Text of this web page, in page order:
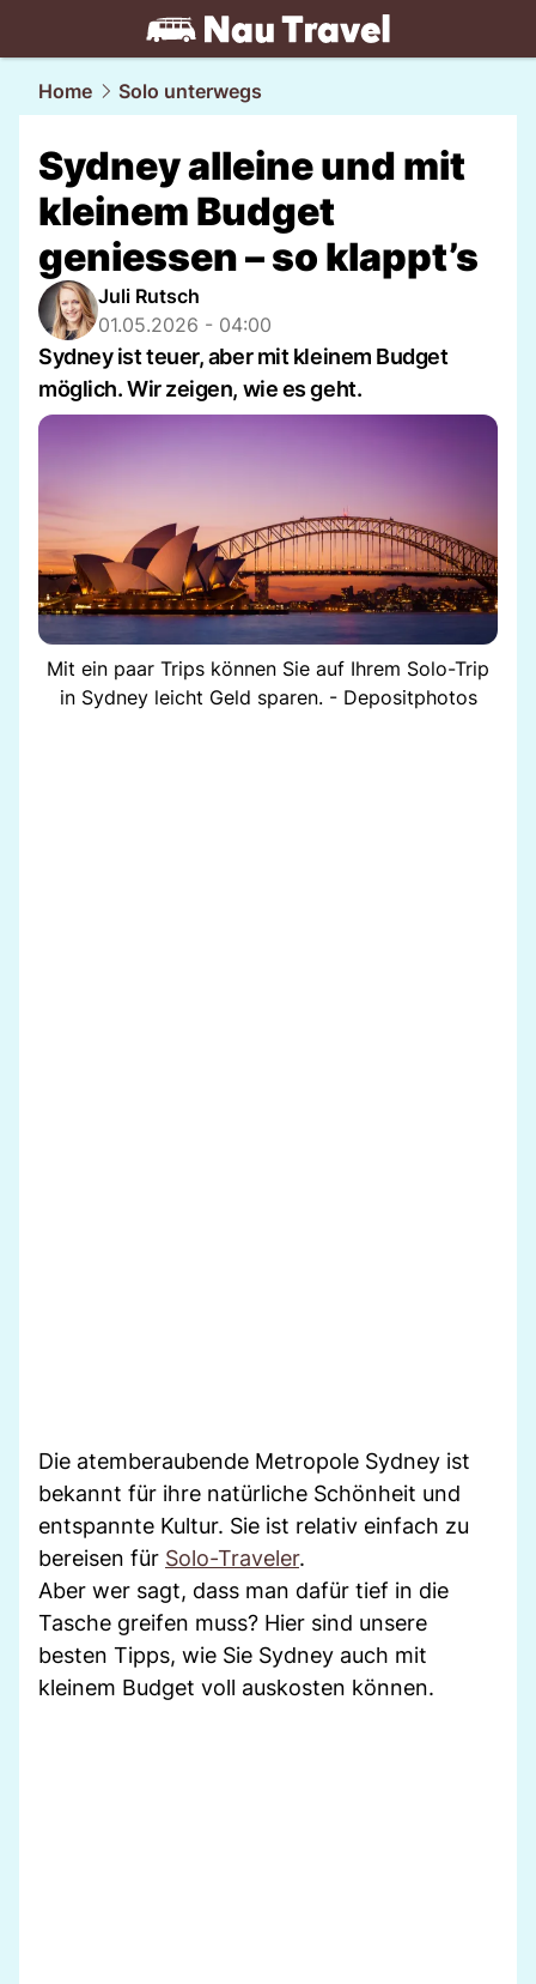
travel.NAU.ch
Home Solo unterwegs
Sydney alleine und mit
kleinem Budget
geniessen – so klappt’s
Juli Rutsch
01.05.2026 - 04:00
Sydney ist teuer, aber mit kleinem Budget
möglich. Wir zeigen, wie es geht.
Mit ein paar Trips können Sie auf Ihrem Solo-Trip
in Sydney leicht Geld sparen. - Depositphotos
Die atemberaubende Metropole Sydney ist
bekannt für ihre natürliche Schönheit und
entspannte Kultur. Sie ist relativ einfach zu
bereisen für Solo-Traveler.
Aber wer sagt, dass man dafür tief in die
Tasche greifen muss? Hier sind unsere
besten Tipps, wie Sie Sydney auch mit
kleinem Budget voll auskosten können.